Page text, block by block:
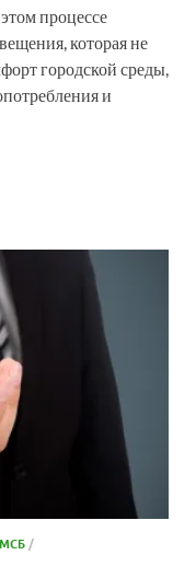
процессе
которая не
городской среды,
и
/